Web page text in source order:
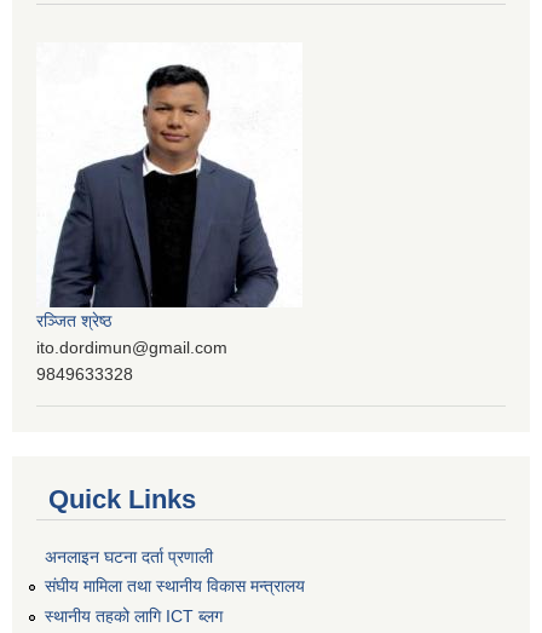
रञ्‍जित श्रेष्ठ
ito.dordimun@gmail.com
9849633328
Quick Links
अनलाइन घटना दर्ता प्रणाली
संघीय मामिला तथा स्थानीय विकास मन्त्रालय
स्थानीय तहको लागि ICT ब्लग